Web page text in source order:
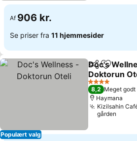
Af 906 kr.
Se priser fra 11 hjemmesider
Populært valg
Del Føj til
Doc's
Doktorun
Se priser
4 Stjerner
8,2 Meget godt
Haymana
Kizilsahin
gården